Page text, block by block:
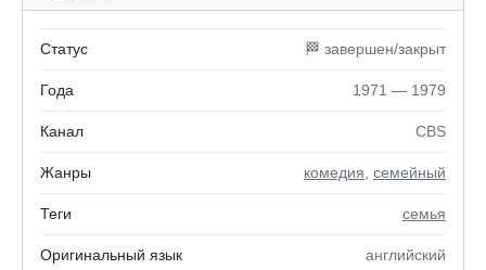
Статус 🏁 завершен/закрыт
Года 1971 — 1979
Канал CBS
Жанры комедия семейный
Теги семья
Оригинальный язык английский